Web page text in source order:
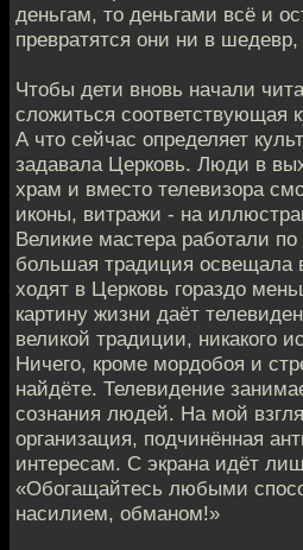
деньгам, то деньгами всё и
превратятся они ни в
Чтобы дети вновь начали
сложиться соответствующая
А что сейчас определяет
задавала Церковь. Люди в
храм и вместо телевизора
иконы, витражи - на
Великие мастера работали по
большая традиция освещала
ходят в Церковь гораздо
картину жизни даёт
великой традиции, никакого
Ничего, кроме мордобоя и
найдёте. Телевидение
сознания людей. На мой
организация, подчинённая
интересам. С экрана идёт
«Обогащайтесь любыми
насилием, обманом!»